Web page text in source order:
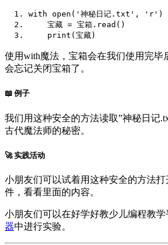
with open ( '神秘日记.txt' , 'r' )
宝藏 = 宝箱. read ()
print (宝藏)
使用with魔法，宝箱会在我们使用完毕
会忘记关闭宝箱了。
📖 例子
我们用这种安全的方法读取”神秘日记
古代魔法师的秘密。
🚀 实践活动
小朋友们可以试着用这种安全的方法
件，看看里面的内容。
小朋友们可以在好学好教少儿编程教学
器中进行实验。